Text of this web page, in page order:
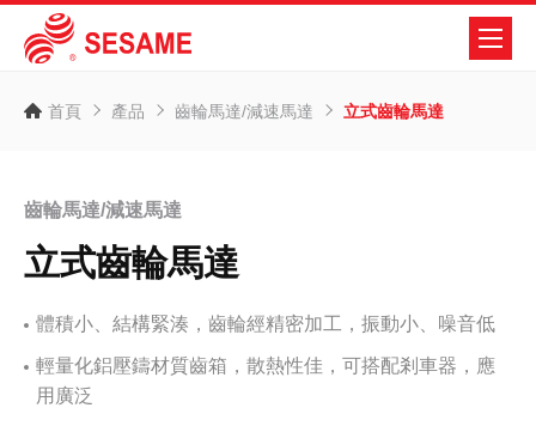
首頁 產品 齒輪馬達/減速馬達 立式齒輪馬達
齒輪馬達/減速馬達
立式齒輪馬達
體積小、結構緊湊，齒輪經精密加工，振動小、噪音低
輕量化鋁壓鑄材質齒箱，散熱性佳，可搭配剎車器，應
用廣泛